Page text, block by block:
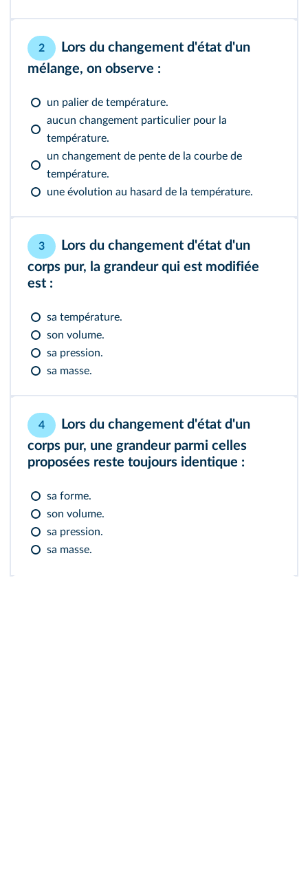
2
Lors du changement d'état d'un
mélange, on observe :
un palier de température.
aucun changement particulier pour la
température.
un changement de pente de la courbe de
température.
une évolution au hasard de la température.
3
Lors du changement d'état d'un
corps pur, la grandeur qui est modifiée
est :
sa température.
son volume.
sa pression.
sa masse.
4
Lors du changement d'état d'un
corps pur, une grandeur parmi celles
proposées reste toujours identique :
sa forme.
son volume.
sa pression.
sa masse.